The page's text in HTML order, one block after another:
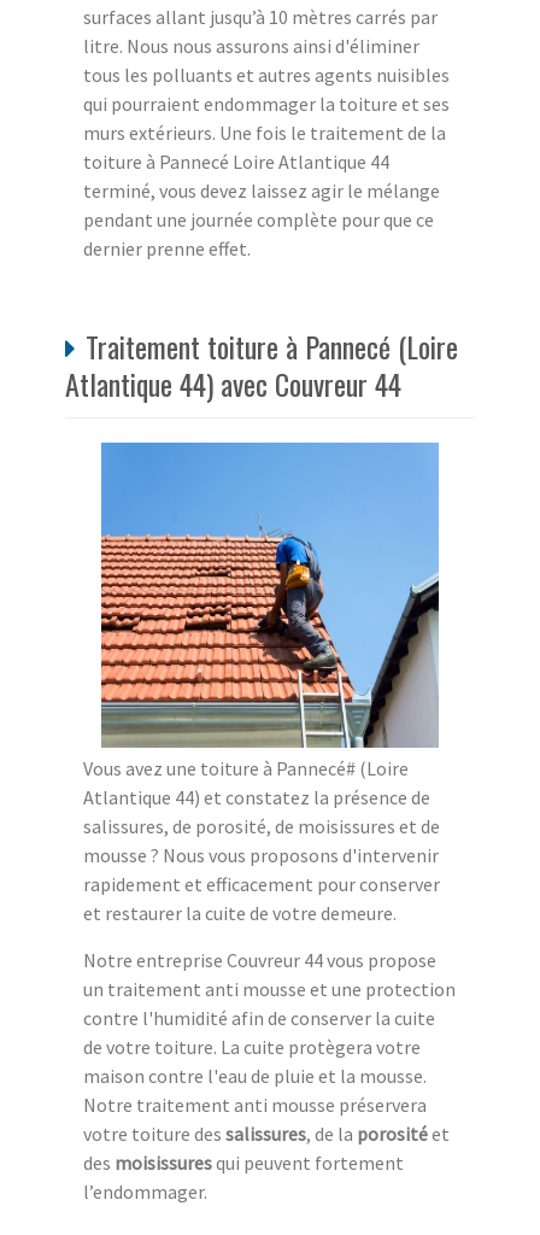
surfaces allant jusqu’à 10 mètres carrés par
litre. Nous nous assurons ainsi d'éliminer
tous les polluants et autres agents nuisibles
qui pourraient endommager la toiture et ses
murs extérieurs. Une fois le traitement de la
toiture à Pannecé Loire Atlantique 44
terminé, vous devez laissez agir le mélange
pendant une journée complète pour que ce
dernier prenne effet.
Traitement toiture à Pannecé (Loire
Atlantique 44) avec Couvreur 44
Vous avez une toiture à Pannecé# (Loire
Atlantique 44) et constatez la présence de
salissures, de porosité, de moisissures et de
mousse ? Nous vous proposons d'intervenir
rapidement et efficacement pour conserver
et restaurer la cuite de votre demeure.
Notre entreprise Couvreur 44 vous propose
un traitement anti mousse et une protection
contre l'humidité afin de conserver la cuite
de votre toiture. La cuite protègera votre
maison contre l'eau de pluie et la mousse.
Notre traitement anti mousse préservera
votre toiture des salissures, de la porositéet
des moisissuresqui peuvent fortement
l’endommager.